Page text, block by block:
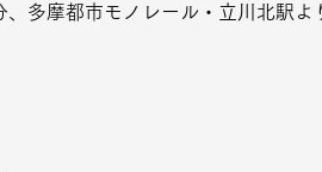
多摩都市モノレール・立川北駅よ